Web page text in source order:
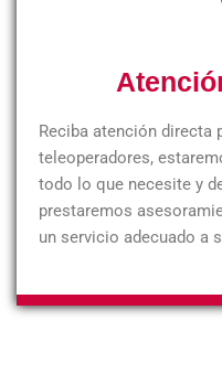
Reciba atención directa
teleoperadores,
todo lo que necesite y
prestaremos
un servicio adecuado a